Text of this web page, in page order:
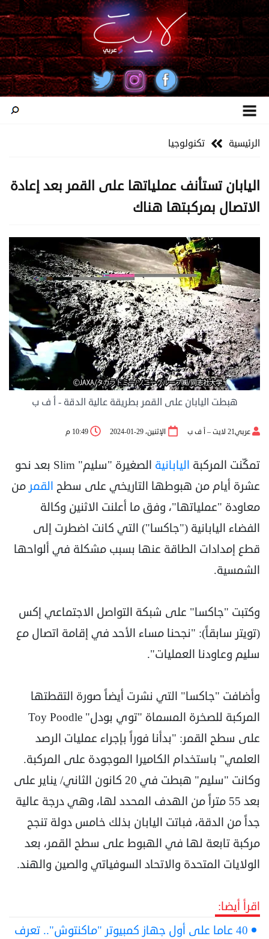
الرئيسية تكنولوجيا
اليابان تستأنف عملياتها على القمر بعد إعادة
الاتصال بمركبتها هناك
هبطت اليابان على القمر بطريقة عالية الدقة - أ ف ب
عربي21 لايت – أ ف ب الإثنين، 29-01-2024 10:49 م
تمكّنت المركبة اليابانية
الصغيرة "سليم" Slim بعد نحو
عشرة أيام من هبوطها التاريخي على سطح القمر من
معاودة "عملياتها"، وفق ما أعلنت الاثنين وكالة
الفضاء اليابانية ("جاكسا") التي كانت اضطرت إلى
قطع إمدادات الطاقة عنها بسبب مشكلة في ألواحها
الشمسية.
وكتبت "جاكسا" على شبكة التواصل الاجتماعي إكس
(تويتر سابقاً): "نجحنا مساء الأحد في إقامة اتصال مع
سليم وعاودنا العمليات".
وأضافت "جاكسا" التي نشرت أيضاً صورة التقطتها
المركبة للصخرة المسماة "توي بودل" Toy Poodle
على سطح القمر: "بدأنا فوراً بإجراء عمليات الرصد
العلمي" باستخدام الكاميرا الموجودة على المركبة.
وكانت "سليم" هبطت في 20 كانون الثاني/ يناير على
بعد 55 متراً من الهدف المحدد لها، وهي درجة عالية
جداً من الدقة، فباتت اليابان بذلك خامس دولة تنجح
مركبة تابعة لها في الهبوط على سطح القمر، بعد
الولايات المتحدة والاتحاد السوفياتي والصين والهند.
اقرأ أيضا:
40 عاما على أول جهاز كمبيوتر "ماكنتوش".. تعرف